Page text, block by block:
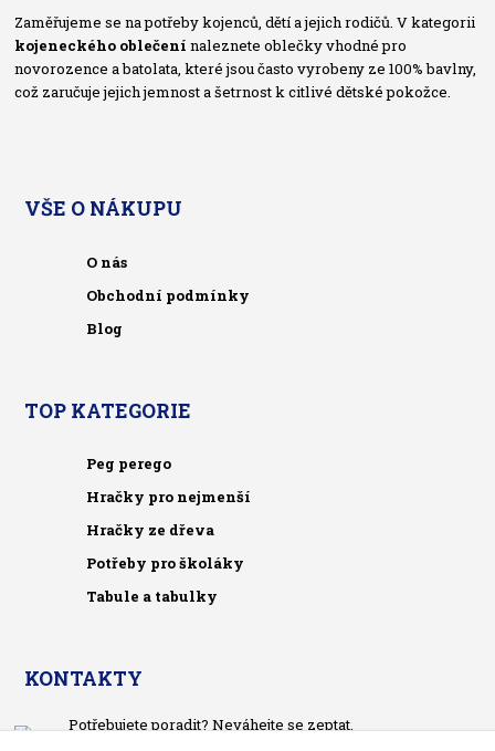
Zaměřujeme se na potřeby kojenců, dětí a jejich rodičů. V kategorii
kojeneckého oblečení naleznete oblečky vhodné pro
novorozence a batolata, které jsou často vyrobeny ze 100% bavlny,
což zaručuje jejich jemnost a šetrnost k citlivé dětské pokožce.
VŠE O NÁKUPU
O nás
Obchodní podmínky
Blog
TOP KATEGORIE
Peg perego
Hračky pro nejmenší
Hračky ze dřeva
Potřeby pro školáky
Tabule a tabulky
KONTAKTY
Potřebujete poradit? Neváhejte se zeptat.